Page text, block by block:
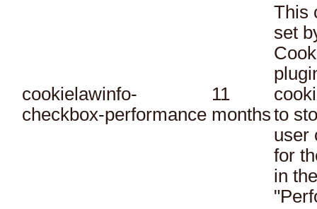
cookielawinfo-
checkbox-performance
11
months
This
set
to
user
for
in